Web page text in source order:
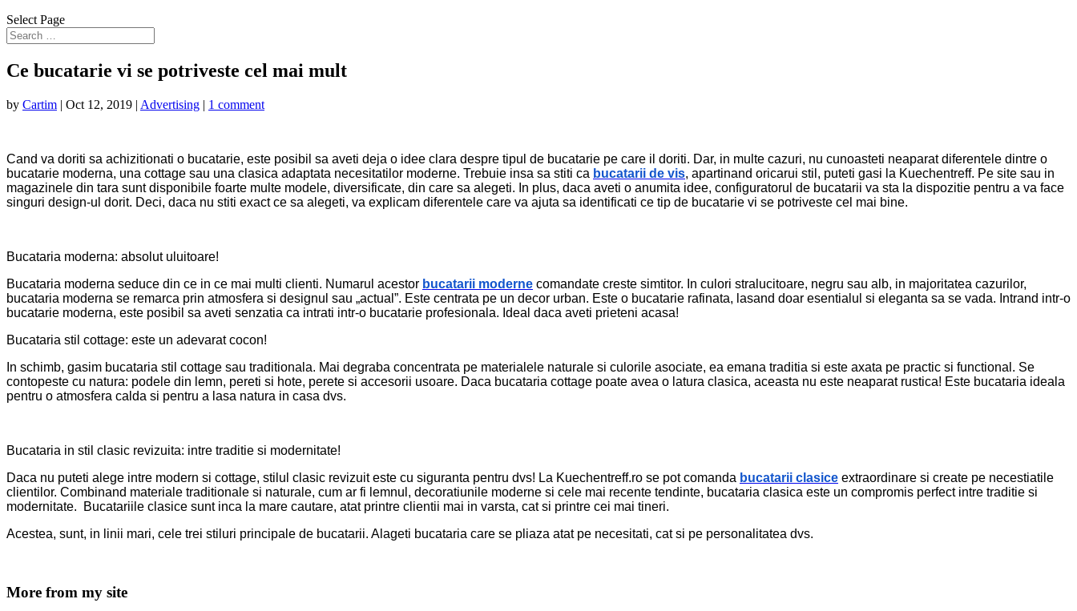
Select Page
Ce bucatarie vi se potriveste cel mai mult
by Cartim | Oct 12, 2019 | Advertising | 1 comment
Cand va doriti sa achizitionati o bucatarie, este posibil sa aveti deja o idee clara despre tipul de bucatarie pe care il doriti. Dar, in multe cazuri, nu cunoasteti neaparat diferentele dintre o
bucatarie moderna, una cottage sau una clasica adaptata necesitatilor moderne. Trebuie insa sa stiti ca bucatarii de vis, apartinand oricarui stil, puteti gasi la Kuechentreff. Pe site sau in
magazinele din tara sunt disponibile foarte multe modele, diversificate, din care sa alegeti. In plus, daca aveti o anumita idee, configuratorul de bucatarii va sta la dispozitie pentru a va face
singuri design-ul dorit. Deci, daca nu stiti exact ce sa alegeti, va explicam diferentele care va ajuta sa identificati ce tip de bucatarie vi se potriveste cel mai bine.
Bucataria moderna: absolut uluitoare!
Bucataria moderna seduce din ce in ce mai multi clienti. Numarul acestor bucatarii moderne comandate creste simtitor. In culori stralucitoare, negru sau alb, in ​​majoritatea cazurilor,
bucataria moderna se remarca prin atmosfera si designul sau „actual”. Este centrata pe un decor urban. Este o bucatarie rafinata, lasand doar esentialul si eleganta sa se vada. Intrand intr-o
bucatarie moderna, este posibil sa aveti senzatia ca intrati intr-o bucatarie profesionala. Ideal daca aveti prieteni acasa!
Bucataria stil cottage: este un adevarat cocon!
In schimb, gasim bucataria stil cottage sau traditionala. Mai degraba concentrata pe materialele naturale si culorile asociate, ea emana traditia si este axata pe practic si functional. Se
contopeste cu natura: podele din lemn, pereti si hote, perete si accesorii usoare. Daca bucataria cottage poate avea o latura clasica, aceasta nu este neaparat rustica! Este bucataria ideala
pentru o atmosfera calda si pentru a lasa natura in casa dvs.
Bucataria in stil clasic revizuita: intre traditie si modernitate!
Daca nu puteti alege intre modern si cottage, stilul clasic revizuit este cu siguranta pentru dvs! La Kuechentreff.ro se pot comanda bucatarii clasice extraordinare si create pe necestiatile
clientilor. Combinand materiale traditionale si naturale, cum ar fi lemnul, decoratiunile moderne si cele mai recente tendinte, bucataria clasica este un compromis perfect intre traditie si
modernitate. Bucatariile clasice sunt inca la mare cautare, atat printre clientii mai in varsta, cat si printre cei mai tineri.
Acestea, sunt, in linii mari, cele trei stiluri principale de bucatarii. Alageti bucataria care se pliaza atat pe necesitati, cat si pe personalitatea dvs.
More from my site